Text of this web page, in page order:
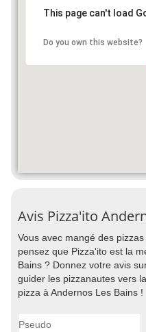
This page can't load
Do you own this website?
Avis Pizza'ito
Vous avec mangé des
pensez que Pizza'ito est la
Bains ? Donnez votre avis
guider les pizzanautes vers
pizza à Andernos Les Bains !